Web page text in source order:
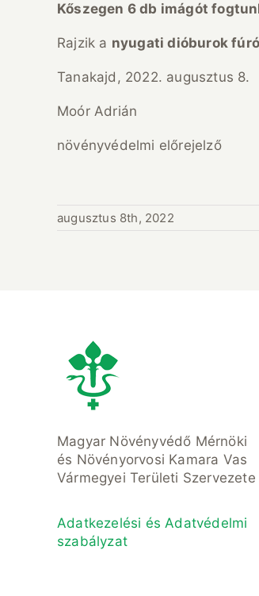
Kőszegen 6 db imágót
Rajzik a nyugati dióburok
Tanakajd, 2022. augusztus 8.
Moór Adrián
növényvédelmi előrejelző
augusztus 8th, 2022
Magyar Növényvédő Mérnöki
és Növényorvosi Kamara Vas
Vármegyei Területi Szervezete
Adatkezelési és Adatvédelmi
szabályzat